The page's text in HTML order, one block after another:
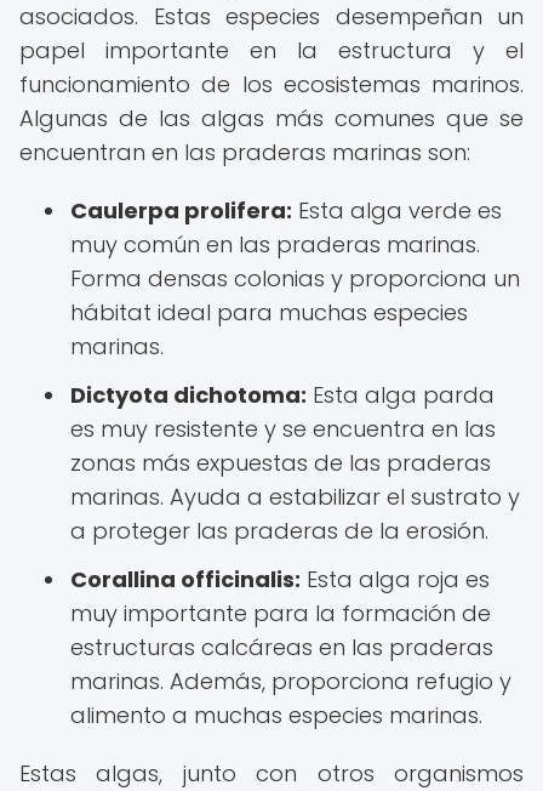
asociados. Estas especies desempeñan un
papel importante en la estructura y el
funcionamiento de los ecosistemas marinos.
Algunas de las algas más comunes que se
encuentran en las praderas marinas son:
Caulerpa prolifera: Esta alga verde es
muy común en las praderas marinas.
Forma densas colonias y proporciona un
hábitat ideal para muchas especies
marinas.
Dictyota dichotoma: Esta alga parda
es muy resistente y se encuentra en las
zonas más expuestas de las praderas
marinas. Ayuda a estabilizar el sustrato y
a proteger las praderas de la erosión.
Corallina officinalis: Esta alga roja es
muy importante para la formación de
estructuras calcáreas en las praderas
marinas. Además, proporciona refugio y
alimento a muchas especies marinas.
Estas algas, junto con otros organismos